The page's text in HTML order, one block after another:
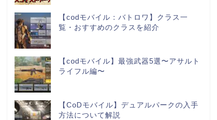
【codモバイル：バトロワ】クラス一
覧・おすすめのクラスを紹介
【codモバイル】最強武器5選〜アサルト
ライフル編〜
【CoDモバイル】デュアルパークの入手
方法について解説